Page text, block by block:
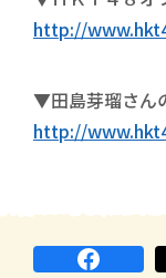
http://
▼田島芽瑠さん
http://